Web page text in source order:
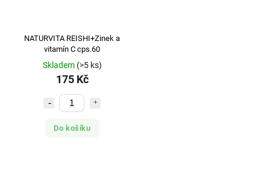
NATURVITA REISHI+Zinek a
vitamín C cps.60
Skladem (>5 ks)
175 Kč
Do košíku